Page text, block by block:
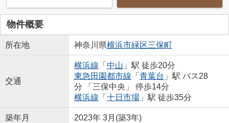
物件概要
所在地 神奈川県横浜市緑区三保町
交通
横浜線 「 中山 」駅 徒歩20分
東急田園都市線 「 青葉台 」駅 バス28
分 「三保中央」 停歩14分
横浜線 「 十日市場」駅 徒歩35分
築年月 2023年 3月(築3年)